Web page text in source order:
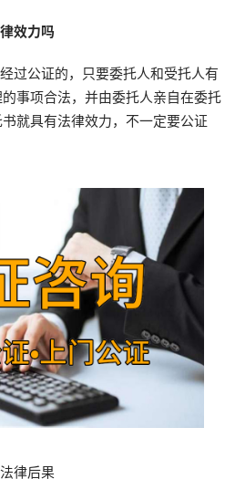
效力吗
公证的，只要委托人和受托人有
事项合法，并由委托人亲自在委托
就具有法律效力，不一定要公证
律后果